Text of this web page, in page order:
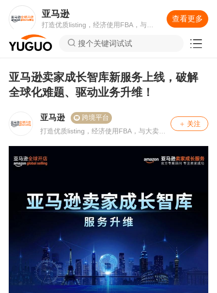
搜个关键词试试
亚马逊卖家成长智库新服务上线，破解
全球化难题、驱动业务升维！
亚马逊
跨境平台
打造优质listing，经济使用FBA，与大卖互
关注
亚马逊
打造优质listing，经济使用FBA，与大
卖互动畅聊如何提升单量。
查看更多